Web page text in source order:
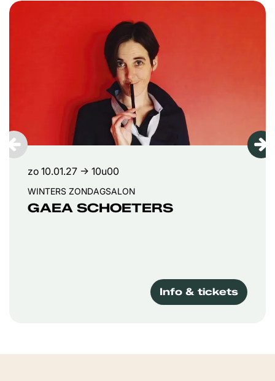
Overslaan
GAEA SCHOETERS
WINTERS ZONDAGSALON
zo 10.01.27 → 10u00
Info & tickets